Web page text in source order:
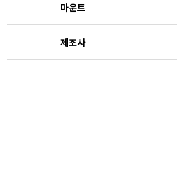
마운트
제조사